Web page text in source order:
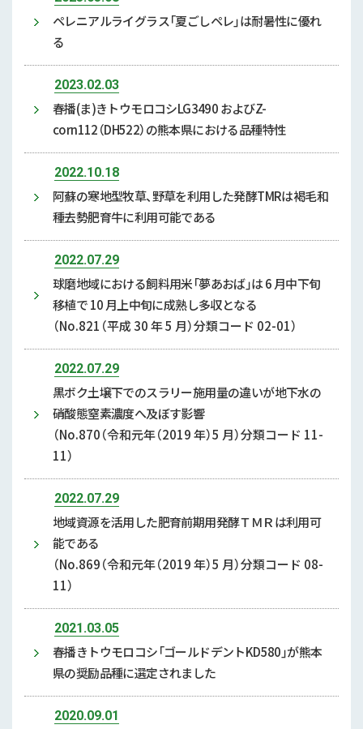
ペレニアルライグラス「夏ごしペレ」は耐暑性に優れ
る
2023.02.03
春播(ま)きトウモロコシLG3490 およびZ-
corn112（DH522）の熊本県における品種特性
2022.10.18
阿蘇の寒地型牧草、野草を利用した発酵TMRは褐毛和
種去勢肥育牛に利用可能である
2022.07.29
球磨地域における飼料用米「夢あおば」は 6 月中下旬
移植で 10 月上中旬に成熟し多収となる
（No.821（平成 30 年 5 月）分類コード 02-01）
2022.07.29
黒ボク土壌下でのスラリー施用量の違いが地下水の
硝酸態窒素濃度へ及ぼす影響
（No.870（令和元年（2019 年）5 月）分類コード 11-
11）
2022.07.29
地域資源を活用した肥育前期用発酵ＴＭＲは利用可
能である
（No.869（令和元年（2019 年）5 月）分類コード 08-
11）
2021.03.05
春播きトウモロコシ「ゴールドデントKD580」が熊本
県の奨励品種に選定されました
2020.09.01